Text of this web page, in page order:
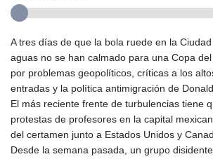
A tres días de que la bola ruede en la
aguas no se han calmado para una Copa
por problemas geopolíticos, críticas a los
entradas y la política antimigración de
El más reciente frente de turbulencias tiene
protestas de profesores en la capital
del certamen junto a Estados Unidos y
Desde la semana pasada, un grupo